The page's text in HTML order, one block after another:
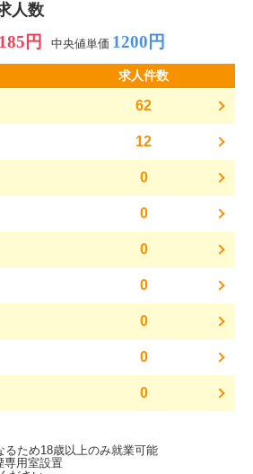
人数
円 中央値単価 1200円
求人件数
62
12
0
0
0
0
0
0
0